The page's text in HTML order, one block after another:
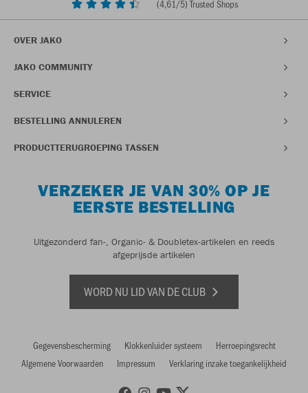
(4,61/5) Trusted Shops
OVER JAKO
JAKO COMMUNITY
SERVICE
BESTELLING ANNULEREN
PRODUCTTERUGROEPING TASSEN
VERZEKER JE VAN 30% OP JE
EERSTE BESTELLING
Uitgezonderd fan-, Organic- & Doubletex-artikelen en reeds
afgeprijsde artikelen
WORD NU LID VAN DE CLUB
Gegevensbescherming Klokkenluider systeem
Herroepingsrecht
Algemene Voorwaarden
Impressum Verklaring inzake toegankelijkheid